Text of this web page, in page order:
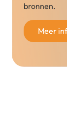
bronnen.
Meer